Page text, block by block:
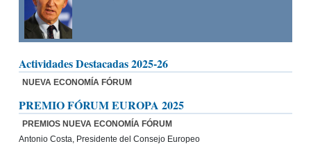
Actividades Destacadas 2025-26
NUEVA ECONOMÍA FÓRUM
PREMIO FÓRUM EUROPA 2025
PREMIOS NUEVA ECONOMÍA FÓRUM
Antonio Costa, Presidente del Consejo Europeo